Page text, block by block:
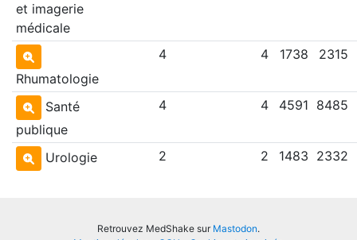
et imagerie
médicale
Rhumatologie
4 4 1738 2315
Santé
publique
4 4 4591 8485
Urologie 2 2 1483 2332
Retrouvez MedShake sur Mastodon.